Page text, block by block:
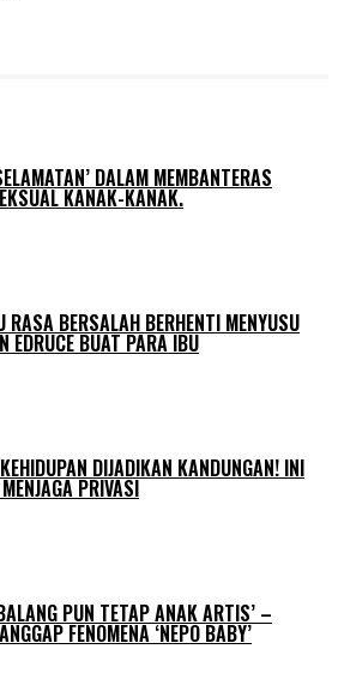
DALAM MEMBANTERAS
KANAK-KANAK.
BERSALAH BERHENTI MENYUSU
EDRUCE BUAT PARA IBU
DIJADIKAN KANDUNGAN! INI
PRIVASI
PUN TETAP ANAK ARTIS’ –
FENOMENA ‘NEPO BABY’